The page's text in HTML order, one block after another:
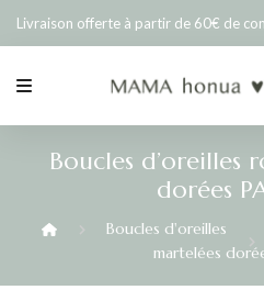
Livraison offerte à partir de 60€ de
Boucles d’oreilles
dorées
Boucles d'oreilles
martelées